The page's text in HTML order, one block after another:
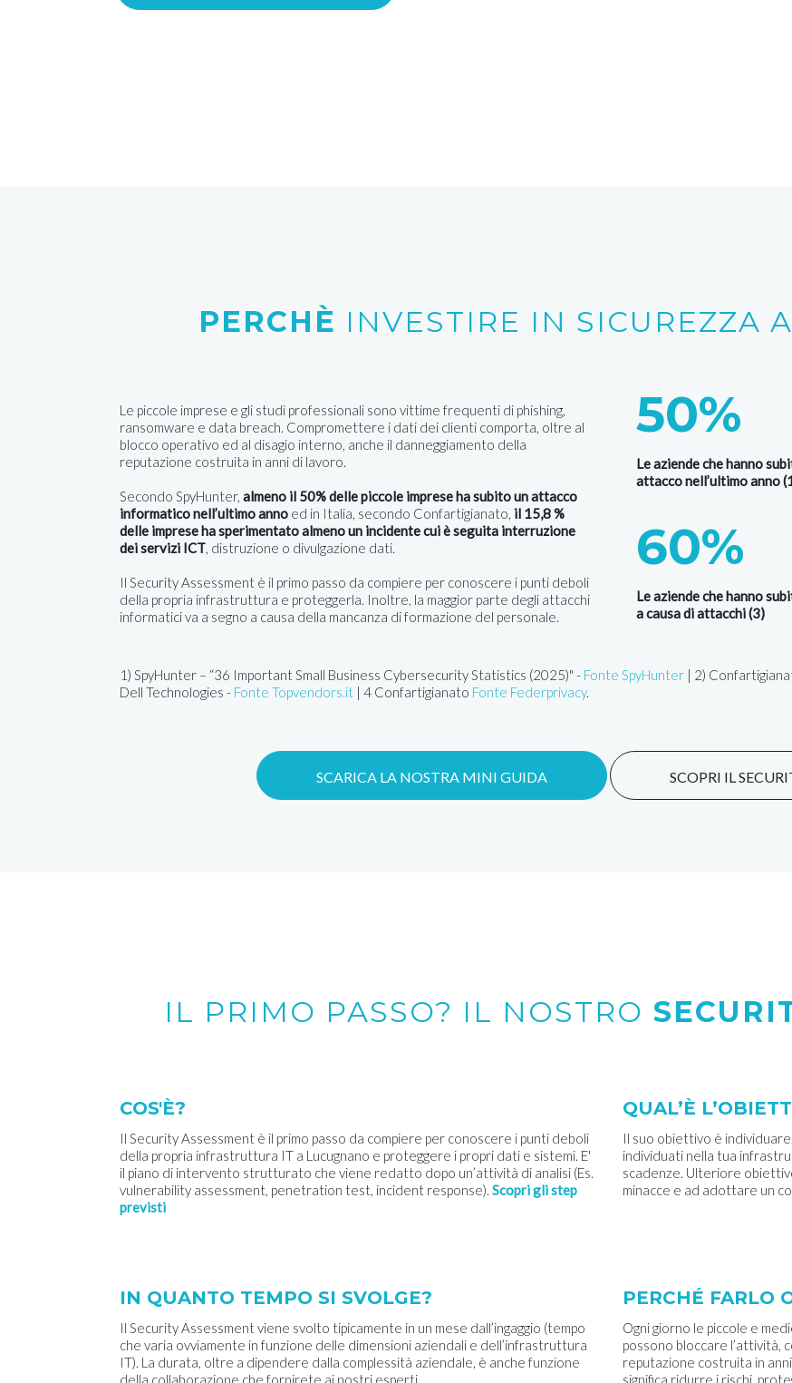
PERCHÈ INVESTIRE IN SICUREZZA
Le piccole imprese e gli studi professionali sono vittime frequenti di phishing,
ransomware e data breach. Compromettere i dati dei clienti comporta, oltre al
blocco operativo ed al disagio interno, anche il danneggiamento della
reputazione costruita in anni di lavoro.
Secondo SpyHunter, almeno il 50% delle piccole imprese ha subito un attacco
informatico nell’ultimo anno ed in Italia, secondo Confartigianato, il 15,8 %
delle imprese ha sperimentato almeno un incidente cui è seguita interruzione
dei servizi ICT, distruzione o divulgazione dati.
Il Security Assessment è il primo passo da compiere per conoscere i punti deboli
della propria infrastruttura e proteggerla. Inoltre, la maggior parte degli attacchi
informatici va a segno a causa della mancanza di formazione del personale.
50%
Le aziende che hanno
attacco nell’ultimo anno
60%
Le aziende che hanno
a causa di attacchi (3)
1) SpyHunter – “36 Important Small Business Cybersecurity Statistics (2025)" - Fonte SpyHunter | 2)
Dell Technologies - Fonte Topvendors.it | 4 Confartigianato Fonte Federprivacy.
SCARICA LA NOSTRA MINI GUIDA SCOPRI IL
IL PRIMO PASSO? IL NOSTRO
COS'È?
Il Security Assessment è il primo passo da compiere per conoscere i punti deboli
della propria infrastruttura IT a Lucugnano e proteggere i propri dati e sistemi. E'
il piano di intervento strutturato che viene redatto dopo un’attività di analisi (Es.
vulnerability assessment, penetration test, incident response). Scopri gli step
previsti
QUAL’È
Il suo obiettivo è
individuati nella tua
scadenze. Ulteriore
minacce e ad adottare un
IN QUANTO TEMPO SI SVOLGE?
Il Security Assessment viene svolto tipicamente in un mese dall’ingaggio (tempo
che varia ovviamente in funzione delle dimensioni aziendali e dell’infrastruttura
IT). La durata, oltre a dipendere dalla complessità aziendale, è anche funzione
della collaborazione che fornirete ai nostri esperti.
PERCHÉ FARLO
Ogni giorno le piccole e
possono bloccare l’attività,
reputazione costruita in
significa ridurre i rischi,